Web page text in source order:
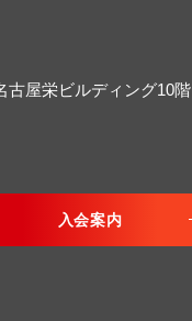
古屋栄ビルディング10階
入会案内